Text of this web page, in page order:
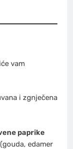
vam
i zgnječena
paprike
(gouda, edamer